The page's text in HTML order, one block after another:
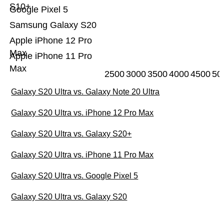
Apple iPhone 11 Pro
Max
Apple iPhone 12 Pro
Max
Samsung Galaxy S20
Google Pixel 5
S10+
25003000350040004500
Galaxy S20 Ultra vs. Galaxy Note 20 Ultra
Galaxy S20 Ultra vs. iPhone 12 Pro Max
Galaxy S20 Ultra vs. Galaxy S20+
Galaxy S20 Ultra vs. iPhone 11 Pro Max
Galaxy S20 Ultra vs. Google Pixel 5
Galaxy S20 Ultra vs. Galaxy S20